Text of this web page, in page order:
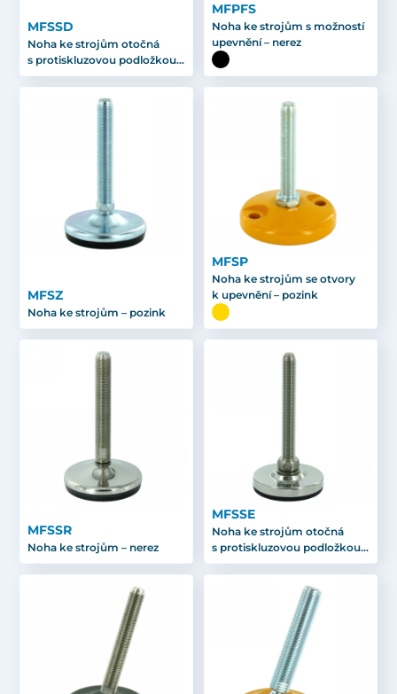
MFSSD
Noha ke strojům otočná
s protiskluzovou podložkou –
nerez
MFPFS
Noha ke strojům s možností
upevnění – nerez
MFSZ
Noha ke strojům – pozink
MFSP
Noha ke strojům se otvory
k upevnění – pozink
MFSSR
Noha ke strojům – nerez
MFSSE
Noha ke strojům otočná
s protiskluzovou podložkou –
nerez